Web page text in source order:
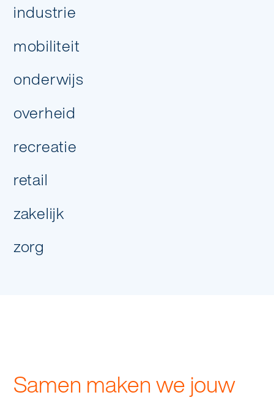
Hoeveel dagen per week heb je
schoonmaak nodig?
volgende stap
industrie
mobiliteit
onderwijs
overheid
recreatie
retail
zakelijk
zorg
Samen maken we jouw